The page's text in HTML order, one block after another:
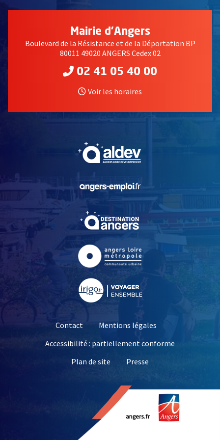
Mairie d'Angers
Boulevard de la Résistance et de la Déportation BP
80011 49020 ANGERS Cedex 02
02 41 05 40 00
Voir les horaires
, Ouvre une nouvelle
, Ouvre une nouvelle
Contact
Mentions légales
Accessibilité : partiellement conforme
Plan de site
Presse